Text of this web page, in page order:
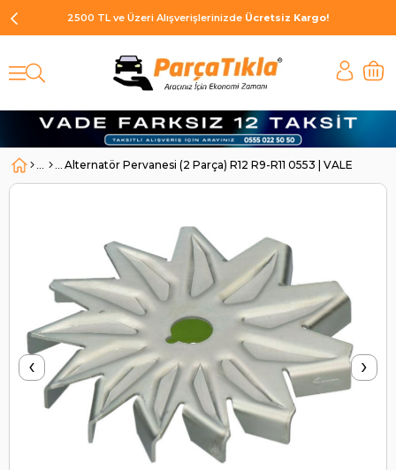
2500 TL ve Üzeri Alışverişlerinizde Ücretsiz Kargo!
Alternatör Pervanesi (2 Parça) R12 R9-R11 0553 | VALEO
‹ ›